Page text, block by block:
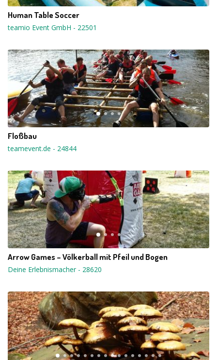
Human Table Soccer
teamio Event GmbH - 22501
Floßbau
teamevent.de - 24844
Arrow Games – Völkerball mit Pfeil und Bogen
Deine Erlebnismacher- 28620